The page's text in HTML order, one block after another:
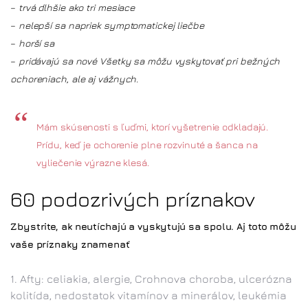
– trvá dlhšie ako tri mesiace
– nelepší sa napriek symptomatickej liečbe
– horší sa
– pridávajú sa nové Všetky sa môžu vyskytovať pri bežných
ochoreniach, ale aj vážnych.
Mám skúsenosti s ľuďmi, ktorí vyšetrenie odkladajú.
Prídu, keď je ochorenie plne rozvinuté a šanca na
vyliečenie výrazne klesá.
60 podozrivých príznakov
Zbystrite, ak neutíchajú a vyskytujú sa spolu. Aj toto môžu
vaše príznaky znamenať
Afty: celiakia, alergie, Crohnova choroba, ulcerózna
kolitída, nedostatok vitamínov a minerálov, leukémia